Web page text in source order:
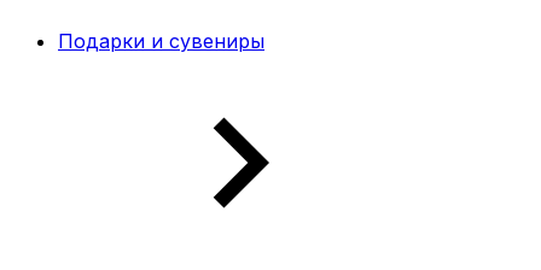
Подарки и сувениры